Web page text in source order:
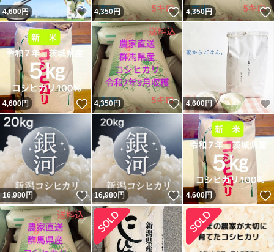
4,600円 いいね！
4,350円 いいね！
4,350円
4,600円 いいね！
4,350円 いいね！
4,600円
16,980円 いいね！
16,980円 いいね！
4,600円